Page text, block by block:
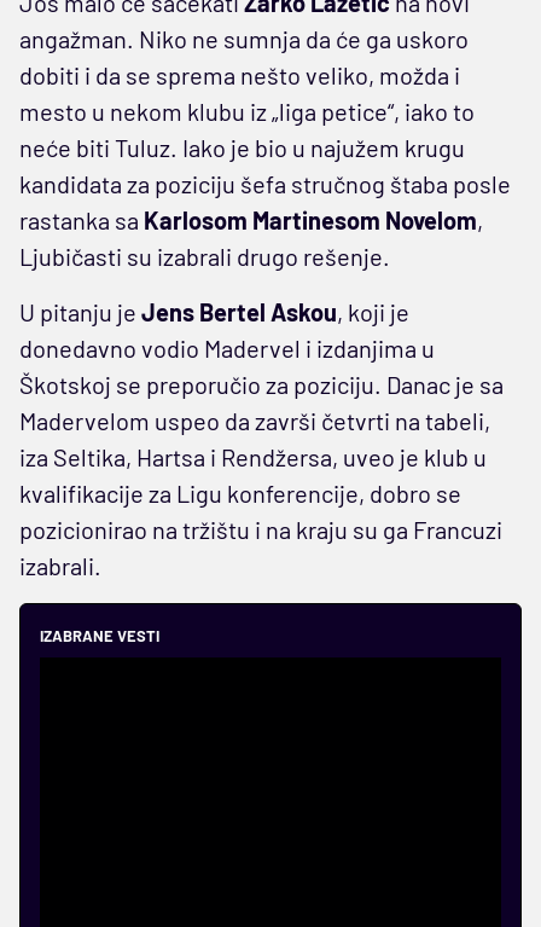
angažman. Niko ne sumnja da će ga uskoro
dobiti i da se sprema nešto veliko, možda i
mesto u nekom klubu iz „liga petice“, iako to
neće biti Tuluz. Iako je bio u najužem krugu
kandidata za poziciju šefa stručnog štaba posle
rastanka sa Karlosom Martinesom Novelom,
Ljubičasti su izabrali drugo rešenje.
U pitanju je Jens Bertel Askou, koji je
donedavno vodio Madervel i izdanjima u
Škotskoj se preporučio za poziciju. Danac je sa
Madervelom uspeo da završi četvrti na tabeli,
iza Seltika, Hartsa i Rendžersa, uveo je klub u
kvalifikacije za Ligu konferencije, dobro se
pozicionirao na tržištu i na kraju su ga Francuzi
izabrali.
IZABRANE VESTI